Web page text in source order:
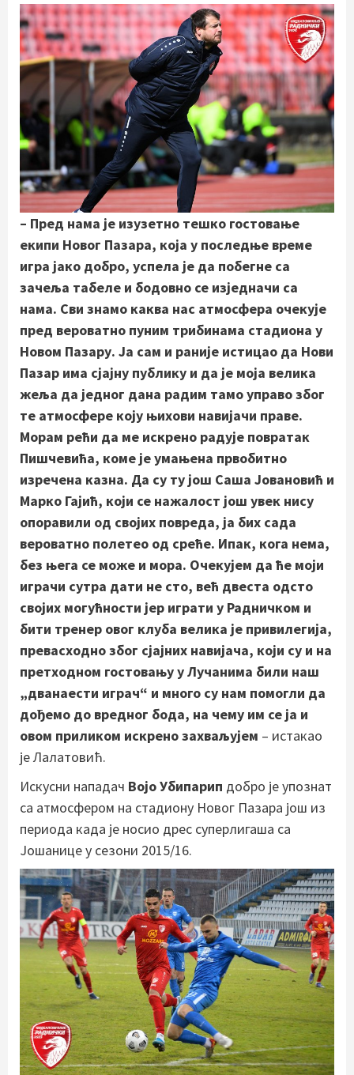
– Пред нама је изузетно тешко гостовање
екипи Новог Пазара, која у последње време
игра јако добро, успела је да побегне са
зачеља табеле и бодовно се изједначи са
нама. Сви знамо каква нас атмосфера очекује
пред вероватно пуним трибинама стадиона у
Новом Пазару. Ја сам и раније истицао да Нови
Пазар има сјајну публику и да је моја велика
жеља да једног дана радим тамо управо због
те атмосфере коју њихови навијачи праве.
Морам рећи да ме искрено радује повратак
Пишчевића, коме је умањена првобитно
изречена казна. Да су ту још Саша Јовановић и
Марко Гајић, који се нажалост још увек нису
опоравили од својих повреда, ја бих сада
вероватно полетео од среће. Ипак, кога нема,
без њега се може и мора. Очекујем да ће моји
играчи сутра дати не сто, већ двеста одсто
својих могућности јер играти у Радничком и
бити тренер овог клуба велика је привилегија,
превасходно због сјајних навијача, који су и на
претходном гостовању у Лучанима били наш
„дванаести играч“ и много су нам помогли да
дођемо до вредног бода, на чему им се ја и
овом приликом искрено захваљујем – истакао
је Лалатовић.
Искусни нападач Војо Убипарип добро је упознат
са атмосфером на стадиону Новог Пазара још из
периода када је носио дрес суперлигаша са
Јошанице у сезони 2015/16.